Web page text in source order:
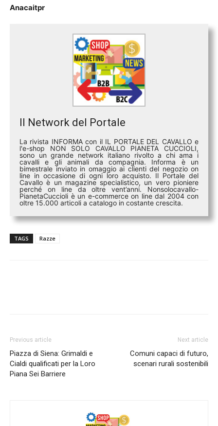
Anacaitpr
Il Network del Portale
La rivista INFORMA con il IL PORTALE DEL CAVALLO e
l'e-shop NON SOLO CAVALLO PIANETA CUCCIOLI,
sono un grande network italiano rivolto a chi ama i
cavalli e gli animali da compagnia. Informa è un
bimestrale inviato in omaggio ai clienti del negozio on
line in occasione di ogni loro acquisto. Il Portale del
Cavallo è un magazine specialistico, un vero pioniere
perché on line da oltre vent’anni. Nonsolocavallo-
PianetaCuccioli è un e-commerce on line dal 2004 con
oltre 15.000 articoli a catalogo in costante crescita.
TAGS Razze
Previous article
Piazza di Siena: Grimaldi e
Cialdi qualificati per la Loro
Piana Sei Barriere
Next article
Comuni capaci di futuro,
scenari rurali sostenibili